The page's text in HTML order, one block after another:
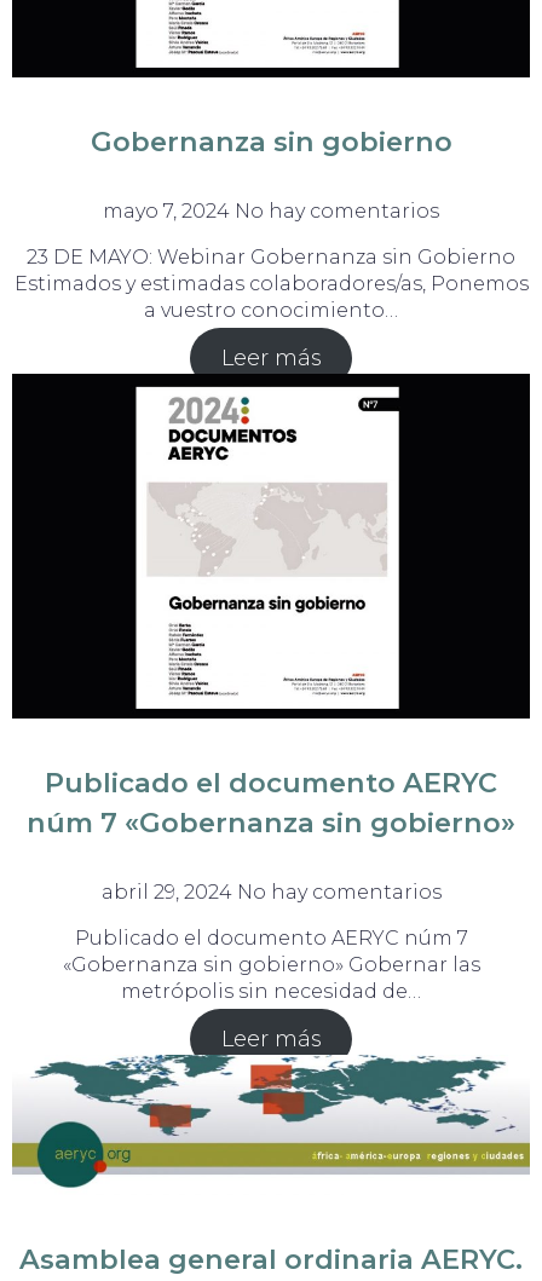
Gobernanza sin gobierno
mayo 7, 2024 No hay comentarios
23 DE MAYO: Webinar Gobernanza sin Gobierno
Estimados y estimadas colaboradores/as, Ponemos
a vuestro conocimiento…
Leer más
Publicado el documento AERYC
núm 7 «Gobernanza sin gobierno»
abril 29, 2024 No hay comentarios
Publicado el documento AERYC núm 7
«Gobernanza sin gobierno» Gobernar las
metrópolis sin necesidad de…
Leer más
Asamblea general ordinaria AERYC.